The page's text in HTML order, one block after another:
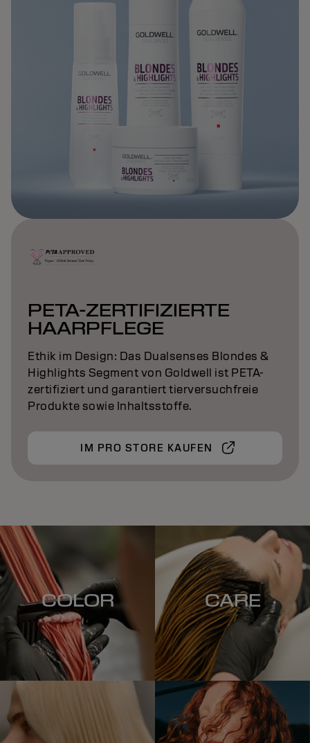
PETA-ZERTIFIZIERTE
HAARPFLEGE
Ethik im Design: Das Dualsenses Blondes &
Highlights Segment von Goldwell ist PETA-
zertifiziert und garantiert tierversuchfreie
Produkte sowie Inhaltsstoffe.
IM PRO STORE KAUFEN
COLOR CARE